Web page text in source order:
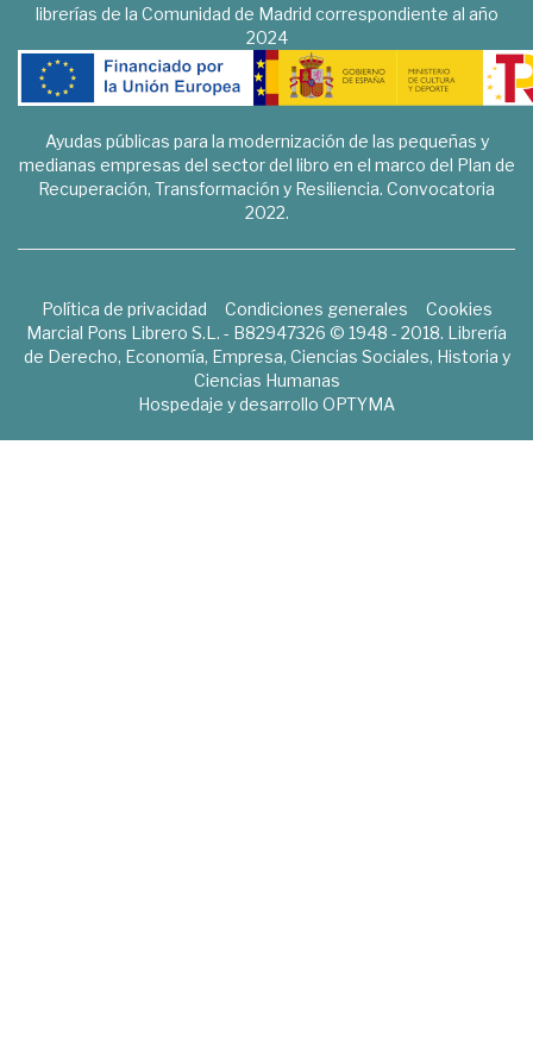
librerías de la Comunidad de Madrid correspondiente al año
2024
Ayudas públicas para la modernización de las pequeñas y
medianas empresas del sector del libro en el marco del Plan de
Recuperación, Transformación y Resiliencia. Convocatoria
2022.
Política de privacidad Condiciones generales
Cookies
Marcial Pons Librero S.L. - B82947326 © 1948 - 2018. Librería
de Derecho, Economía, Empresa, Ciencias Sociales, Historia y
Ciencias Humanas
Hospedaje y desarrollo OPTYMA